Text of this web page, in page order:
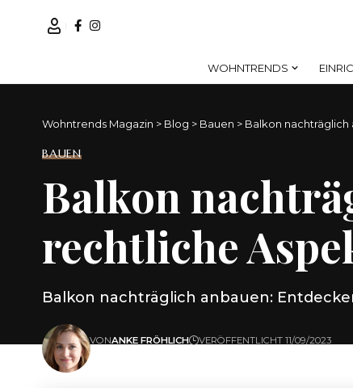
WOHNTRENDS
Wohntrends Magazin > Blog > Bauen > Balkon
BAUEN
Balkon
rechtliche
Balkon nachträglich anbauen:
ZULETZT AKTUALISIERT: 11/09/2023 14:38
VONANKE FRÖHLICH VERÖFFENTLICHT 11/09/2023